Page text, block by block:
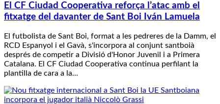
El CF Ciudad Cooperativa reforça l’atac amb el
fitxatge del davanter de Sant Boi Iván Lamuela
El futbolista de Sant Boi, format a les pedreres de la Damm, el
RCD Espanyol i el Gavà, s'incorpora al conjunt santboià
després de competir a Divisió d'Honor Juvenil i a Primera
Catalana. El CF Ciudad Cooperativa continua perfilant la
plantilla de cara a la…